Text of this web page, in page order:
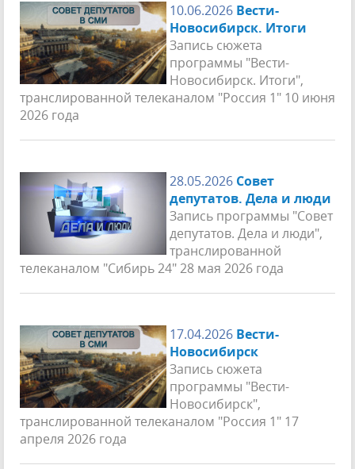
10.06.2026 Вести-
Новосибирск. Итоги
Запись сюжета
программы "Вести-
Новосибирск. Итоги",
транслированной телеканалом "Россия 1" 10 июня
2026 года
28.05.2026 Совет
депутатов. Дела и люди
Запись программы "Совет
депутатов. Дела и люди",
транслированной
телеканалом "Сибирь 24" 28 мая 2026 года
17.04.2026 Вести-
Новосибирск
Запись сюжета
программы "Вести-
Новосибирск",
транслированной телеканалом "Россия 1" 17
апреля 2026 года